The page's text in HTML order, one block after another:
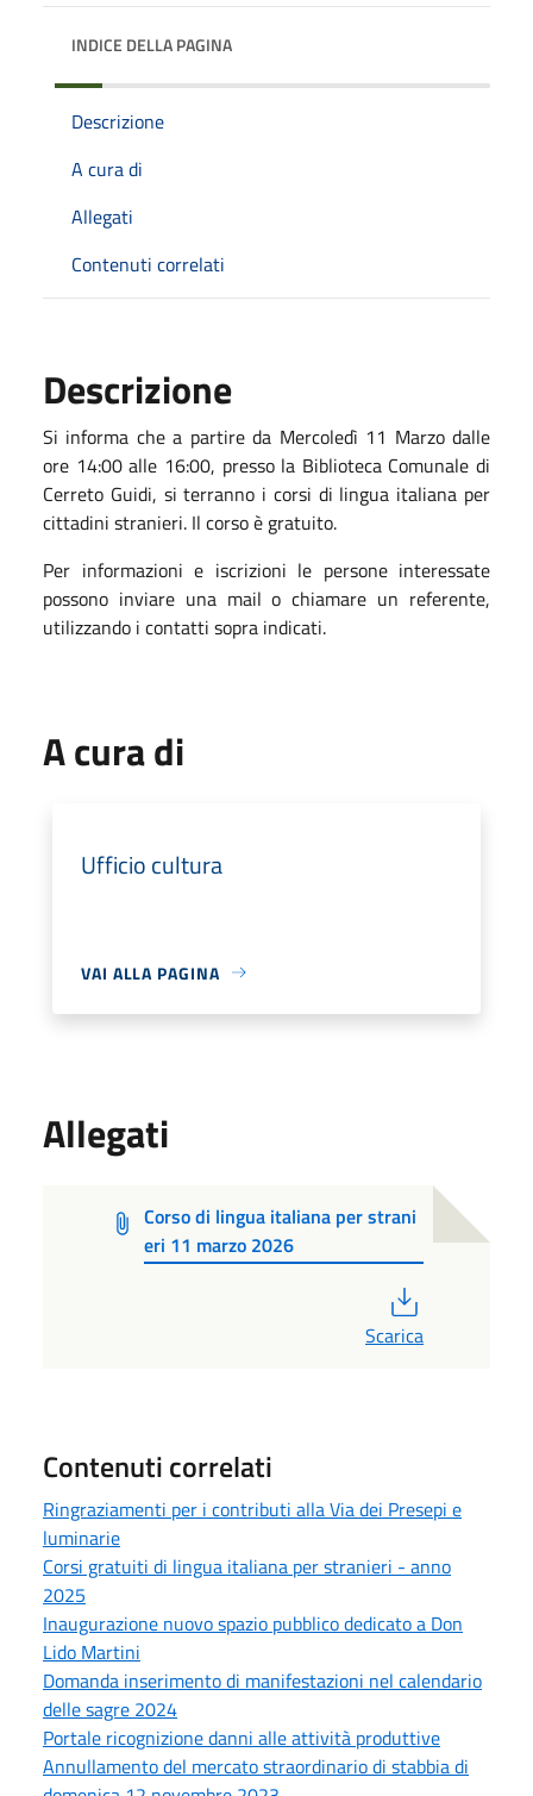
INDICE DELLA PAGINA
Descrizione
A cura di
Allegati
Contenuti correlati
Descrizione
Si informa che a partire da Mercoledì 11 Marzo dalle
ore 14:00 alle 16:00, presso la Biblioteca Comunale di
Cerreto Guidi, si terranno i corsi di lingua italiana per
cittadini stranieri. Il corso è gratuito.
Per informazioni e iscrizioni le persone interessate
possono inviare una mail o chiamare un referente,
utilizzando i contatti sopra indicati.
A cura di
Ufficio cultura
VAI ALLA PAGINA
Allegati
Corso di lingua italiana per strani
eri 11 marzo 2026
Scarica
Contenuti correlati
Ringraziamenti per i contributi alla Via dei Presepi e
luminarie
Corsi gratuiti di lingua italiana per stranieri - anno
2025
Inaugurazione nuovo spazio pubblico dedicato a Don
Lido Martini
Domanda inserimento di manifestazioni nel calendario
delle sagre 2024
Portale ricognizione danni alle attività produttive
Annullamento del mercato straordinario di stabbia di